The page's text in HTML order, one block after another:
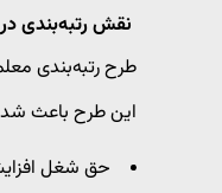
نقش رتبه‌بندی
طرح رتبه‌بندی معلمان که
این طرح باعث
حق شغل